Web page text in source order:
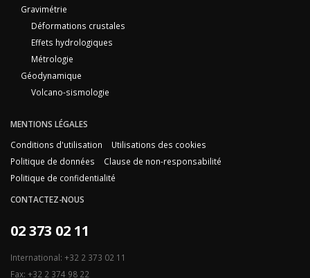
Gravimétrie
Déformations crustales
Effets hydrologiques
Métrologie
Géodynamique
Volcano-sismologie
MENTIONS LÉGALES
Conditions d'utilisation
Utilisations des cookies
Politique de données
Clause de non-responsabilité
Politique de confidentialité
CONTACTEZ-NOUS
02 373 02 11
International: +32 2 373 02 11
Fax: +32 2 374 98 22